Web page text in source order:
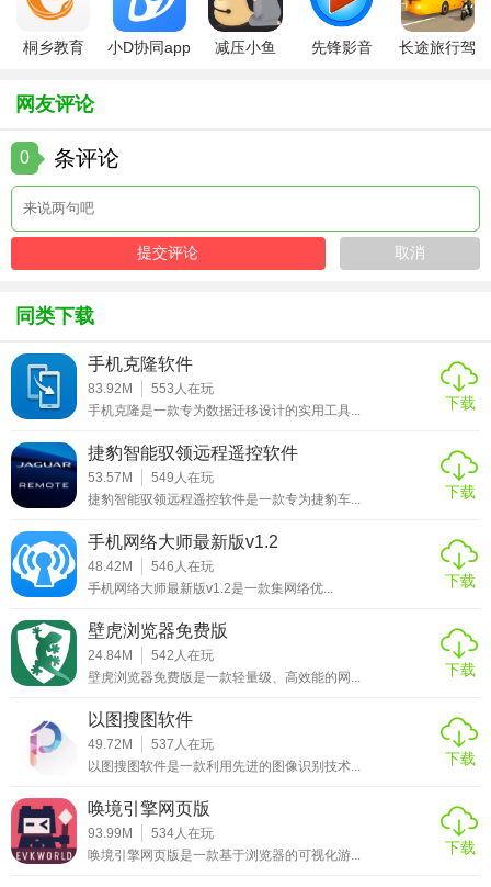
【租号畅享租号0元免费版用法】
1. 注册登录：首先需要在平台上完成注册并登录账号。
2. 搜索账号：在首页或通过分类筛选找到心仪的账号。
3. 选择租赁：点击“立即租用”，选择适合的租赁时长和支付方
式（对于0元免费版，直接跳过支付步骤）。
4. 开始游戏：支付成功后，即可在“我的订单”中查看账号信
息，并登录游戏。
赁方案以及周到的安全保障措施，为游戏玩家提供了一个理
想的账号租赁平台。特别是其0元免费体验策略，极大降低了
用户的尝试门槛，让用户能够无负担地探索平台服务。无论
是短期娱乐还是长期追求特定游戏体验，此平台都能成为玩
家们的优质选择。
桐乡教育
小D协同app
减压小鱼
先锋影音
长途旅行驾
网友评论
0 条评论
同类下载
手机克隆软件
83.92M 553 人在玩
手机克隆是一款专为数据迁移设计的实用工具...
下载
捷豹智能驭领远程遥控软件
53.57M 549 人在玩
捷豹智能驭领远程遥控软件是一款专为捷豹车...
下载
手机网络大师最新版v1.2
48.42M 546 人在玩
手机网络大师最新版v1.2是一款集网络优...
下载
壁虎浏览器免费版
24.84M 542 人在玩
壁虎浏览器免费版是一款轻量级、高效能的网...
下载
以图搜图软件
49.72M 537 人在玩
以图搜图软件是一款利用先进的图像识别技术...
下载
唤境引擎网页版
93.99M 534人在玩
唤境引擎网页版是一款基于浏览器的可视化游...
下载